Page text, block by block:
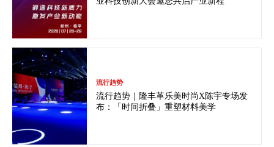
流行趋势
流行趋势｜隆丰革乐美时尚X陈宇专场发
布：「时间折叠」重塑材料美学